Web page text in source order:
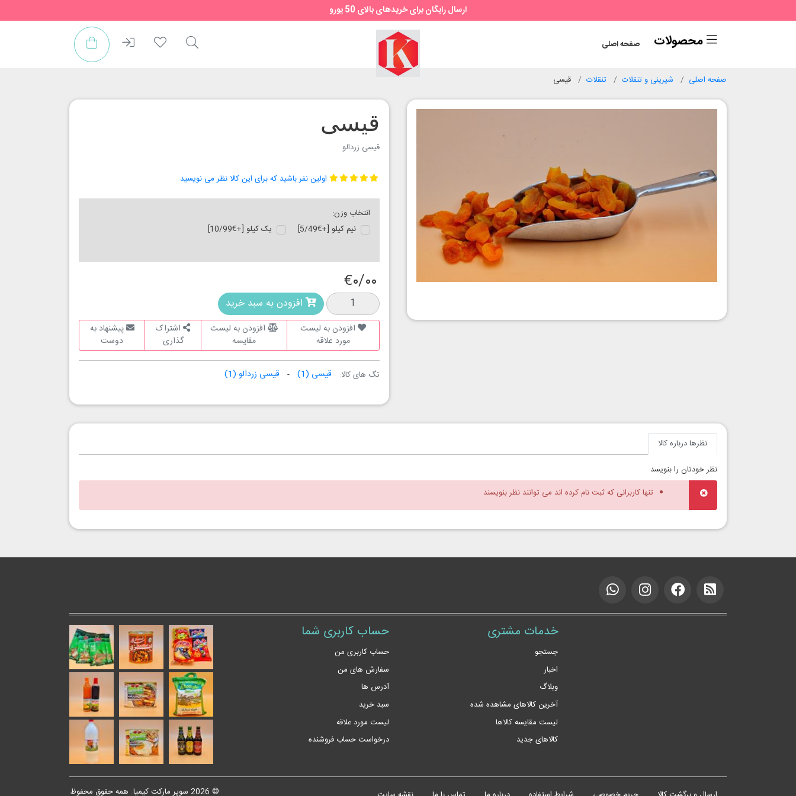
ارسال رایگان برای خریدهای بالای 50 یورو
محصولات صفحه اصلی
صفحه اصلی
شیرینی و تنقلات تنقلات قیسی
قیسی
قیسی زردالو
اولین نفر باشید که برای این کالا نظر می نویسید
انتخاب وزن:
نیم کیلو [+€5/49]
یک کیلو [+€10/99]
€۰/۰۰
افزودن به سبد خرید
افزودن به لیست
مورد علاقه
افزودن به لیست
مقایسه
اشتراک
گذاری
پیشنهاد به
دوست
تگ های کالا: قیسی (1) قیسی زردالو (1)
نظرها درباره کالا
نظر خودتان را بنویسد
تنها کاربرانی که ثبت نام کرده اند می توانند نظر بنویسند
خدمات مشتری
جستجو
اخبار
وبلاگ
آخرین کالاهای مشاهده شده
لیست مقایسه کالاها
کالاهای جدید
حساب کاربری شما
حساب کاربری من
سفارش های من‎
آدرس ها
سبد خرید
لیست مورد علاقه
درخواست حساب فروشنده
© 2026 سوپر مارکت کیمیا. همه حقوق محفوظ